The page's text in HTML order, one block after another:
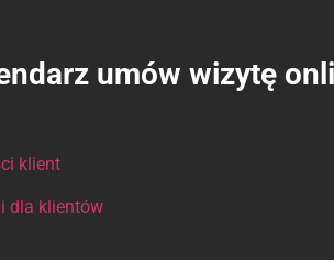
umów wizytę
klient
dla klientów